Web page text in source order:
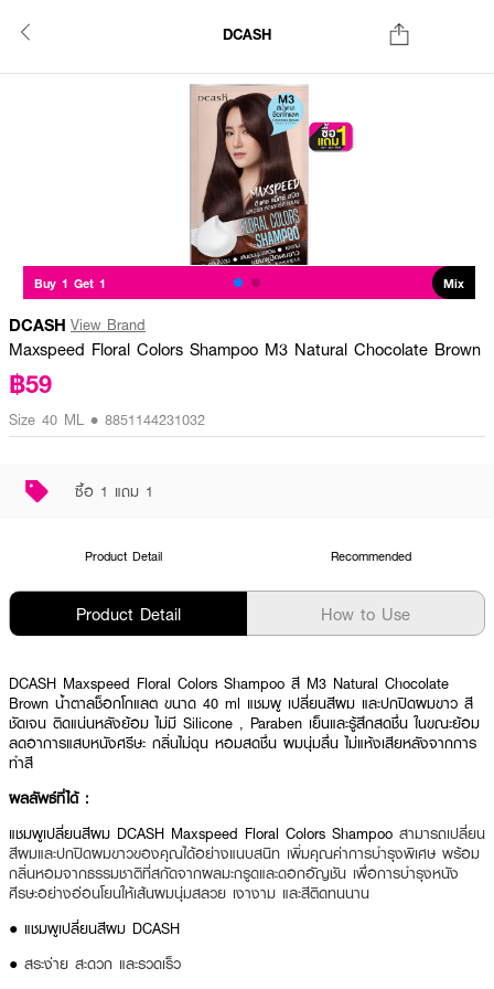
DCASH
Buy 1 Get 1 Mix
DCASH View Brand
Maxspeed Floral Colors Shampoo M3 Natural Chocolate Brown
฿59
Size 40 ML • 8851144231032
ซื้อ 1 แถม 1
Product Detail Recommended
Product Detail How to Use
DCASH Maxspeed Floral Colors Shampoo สี M3 Natural Chocolate
Brown น้ำตาลช็อกโกแลต ขนาด 40 ml แชมพู เปลี่ยนสีผม และปกปิดผมขาว สี
ชัดเจน ติดแน่นหลังย้อม ไม่มี Silicone , Paraben เย็นและรู้สึกสดชื่น ในขณะย้อม
ลดอาการแสบหนังศรีษะ กลิ่นไม่ฉุน หอมสดชื่น ผมนุ่มลื่น ไม่แห้งเสียหลังจากการ
ทำสี
ผลลัพธ์ที่ได้ :
แชมพูเปลี่ยนสีผม DCASH Maxspeed Floral Colors Shampoo สามารถเปลี่ยน
สีผมและปกปิดผมขาวของคุณได้อย่างแนบสนิท เพิ่มคุณค่าการบำรุงพิเศษ พร้อม
กลิ่นหอมจากธรรมชาติที่สกัดจากผลมะกรูดและดอกอัญชัน เพื่อการบำรุงหนัง
ศีรษะอย่างอ่อนโยนให้เส้นผมนุ่มสลวย เงางาม และสีติดทนนาน
● แชมพูเปลี่ยนสีผม DCASH
● สระง่าย สะดวก และรวดเร็ว